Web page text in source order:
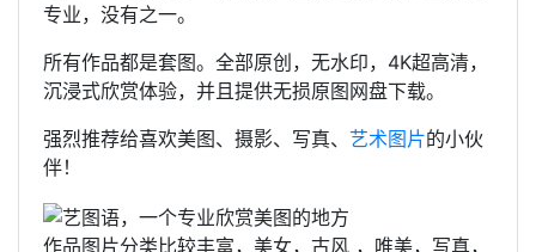
专业，没有之一。
所有作品都是套图。全部原创，无水印，4K超高清，
沉浸式欣赏体验，并且提供无损原图网盘下载。
强烈推荐给喜欢美图、摄影、写真、 艺术图片的小伙
伴！
作品图片分类比较丰富，美女，古风 ，唯美，写真，